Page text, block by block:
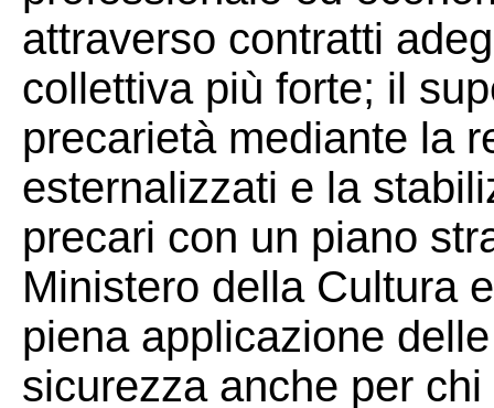
attraverso contratti
collettiva più forte; il
precarietà mediante la
esternalizzati e la
precari con un piano
Ministero della Cultura
piena applicazione
sicurezza anche per